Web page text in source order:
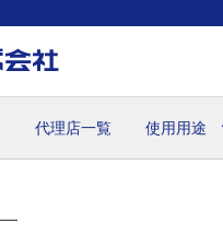
代理店一覧 使用用途